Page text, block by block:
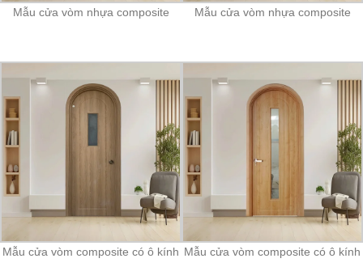
Mẫu cửa vòm nhựa composite Mẫu cửa vòm nhựa composite
Mẫu cửa vòm composite có ô kính Mẫu cửa vòm composite có ô kính